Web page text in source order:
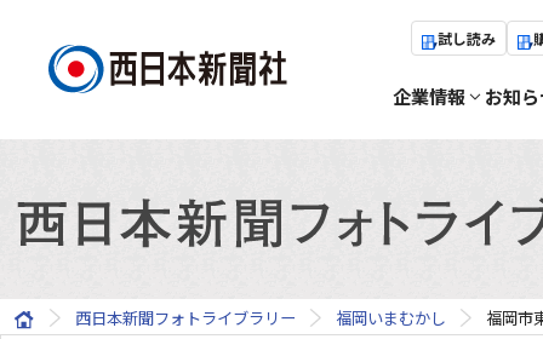
試し読み
企業情報 お知
西日本新聞フォトライブラリー 福岡いまむかし 福岡市